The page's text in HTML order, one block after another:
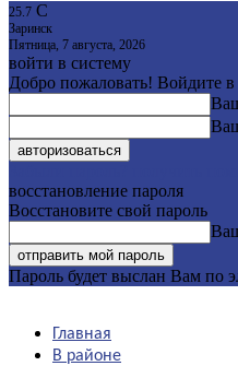
25.7 C
Заринск
Пятница, 7 августа, 2026
войти в систему
Добро пожаловать! Войдите
восстановление пароля
Восстановите свой пароль
Пароль будет выслан Вам по
Главная
В районе